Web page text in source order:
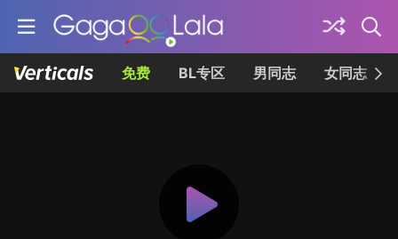
免费 BL专区 男同志 女同志